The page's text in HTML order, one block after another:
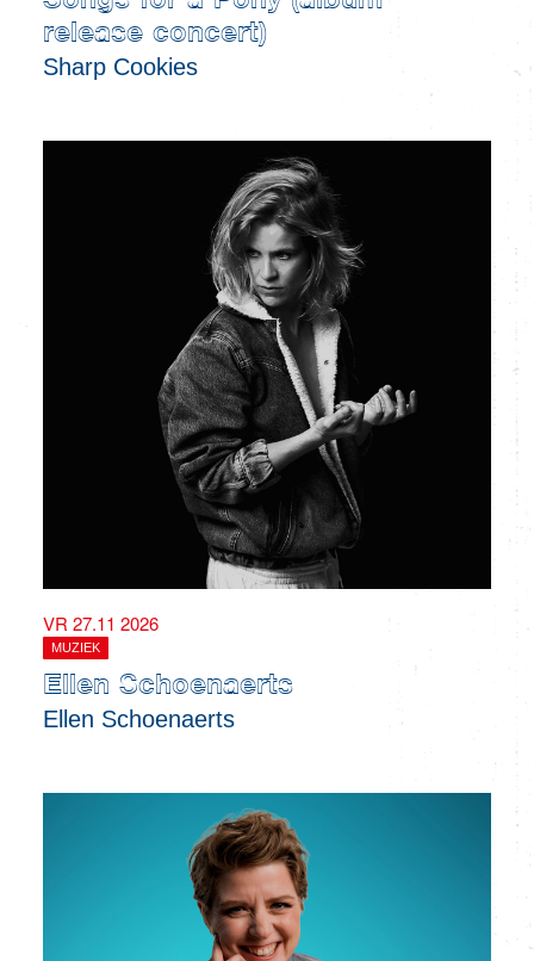
release concert)
Sharp Cookies
VR 27.11 2026
MUZIEK
Ellen Schoenaerts
Ellen Schoenaerts